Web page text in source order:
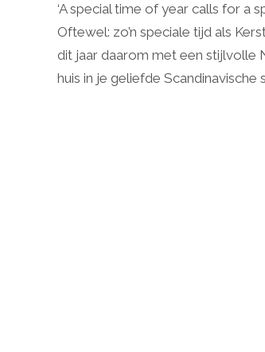
‘A special time of year calls for a
Oftewel: zo’n speciale tijd als
dit jaar daarom met een stijlvolle
huis in je geliefde Scandinavische